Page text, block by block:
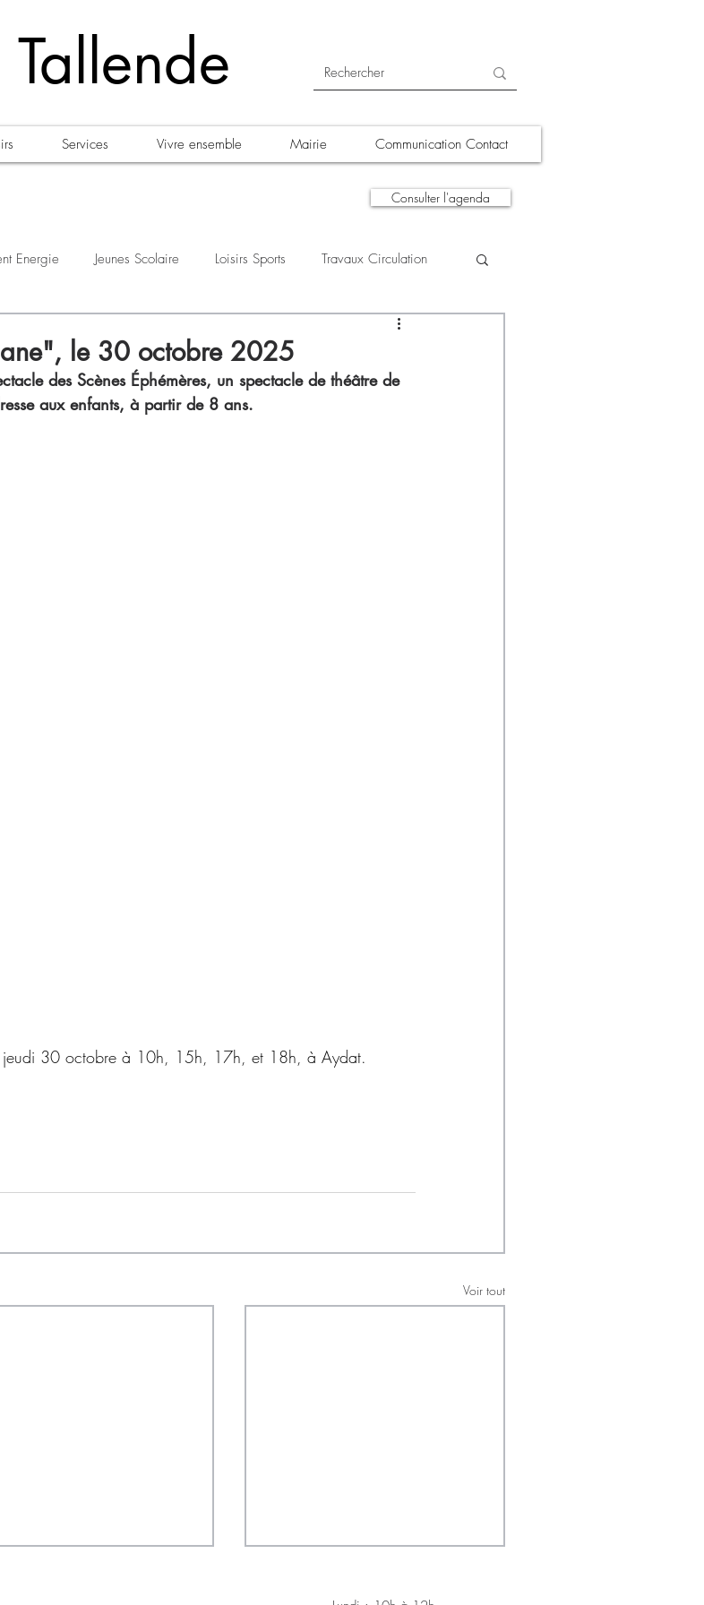
Tallende
Services Vivre ensemble Mairie Communication Contact
Consulter l'agenda
Energie Jeunes Scolaire Loisirs Sports Travaux Circulation
A la une
le 30 octobre 2025
des Scènes Éphémères, un spectacle de théâtre de
aux enfants, à partir de 8 ans.
jeudi 30 octobre à 10h, 15h, 17h, et 18h, à Aydat.
Voir tout